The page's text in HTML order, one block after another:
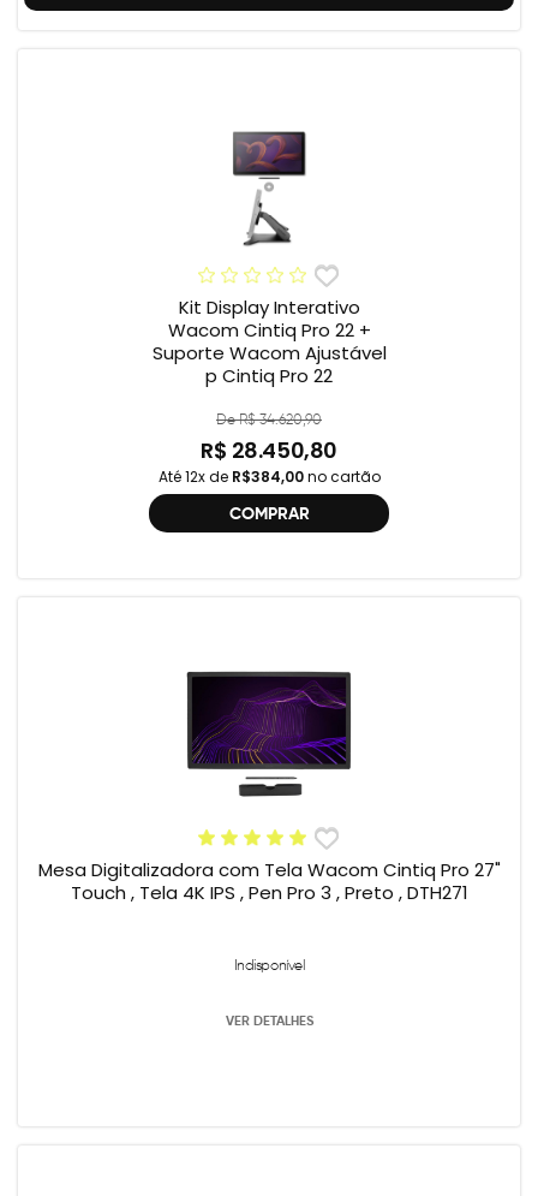
Kit Display Interativo
Wacom Cintiq Pro 22 +
Suporte Wacom Ajustável
p Cintiq Pro 22
De R$ 34.620,90
R$ 28.450,80
Até 12x de R$384,00no cartão
COMPRAR
Mesa Digitalizadora com Tela Wacom Cintiq Pro 27"
Touch , Tela 4K IPS , Pen Pro 3 , Preto , DTH271
Indisponível
VER DETALHES